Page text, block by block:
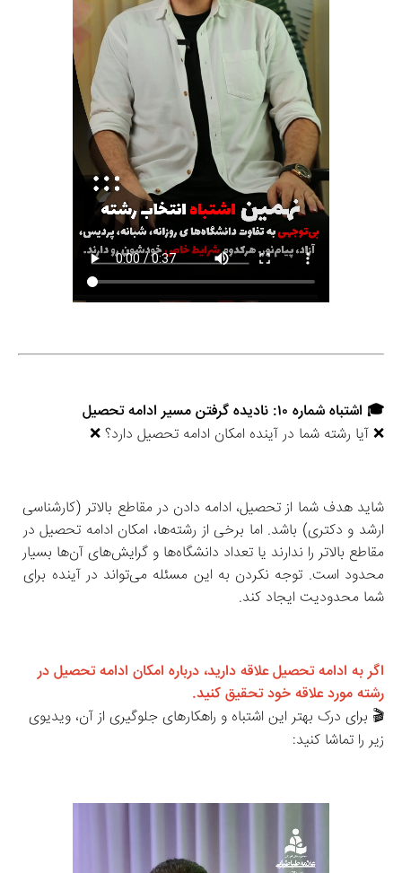
🎓 اشتباه شماره ۱۰: نادیده گرفتن مسیر ادامه تحصیل
❌ آیا رشته شما در آینده امکان ادامه تحصیل دارد؟ ❌
شاید هدف شما از تحصیل، ادامه دادن در مقاطع بالاتر (کارشناسی
ارشد و دکتری) باشد. اما برخی از رشته‌ها، امکان ادامه تحصیل در
مقاطع بالاتر را ندارند یا تعداد دانشگاه‌ها و گرایش‌های آن‌ها بسیار
محدود است. توجه نکردن به این مسئله می‌تواند در آینده برای
شما محدودیت ایجاد کند.
اگر به ادامه تحصیل علاقه دارید، درباره امکان ادامه تحصیل در
رشته مورد علاقه خود تحقیق کنید.
🎬 برای درک بهتر این اشتباه و راهکارهای جلوگیری از آن، ویدیوی
زیر را تماشا کنید: